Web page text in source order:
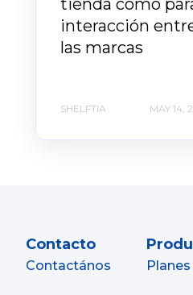
tienda como
interacción
las marcas
SHELFTIA MAY 14,
Contacto
Contactános Planes